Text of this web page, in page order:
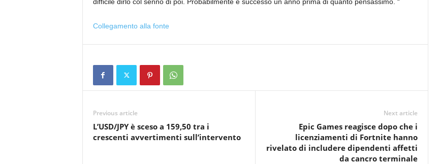
Collegamento alla fonte
Previous article
L’USD/JPY è sceso a 159,50 tra i
crescenti avvertimenti sull’intervento
Next article
Epic Games reagisce dopo che i
licenziamenti di Fortnite hanno
rivelato di includere dipendenti affetti
da cancro terminale